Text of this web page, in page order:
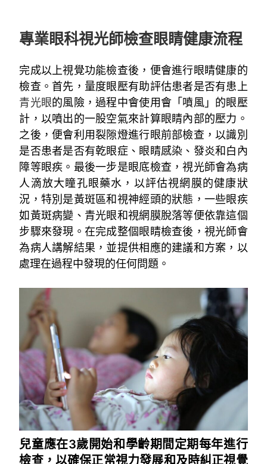
專業眼科視光師檢查眼睛健康流程
完成以上視覺功能檢查後，便會進行眼睛健康的
檢查。首先，量度眼壓有助評估患者是否有患上
青光眼的風險，過程中會使用會「噴風」的眼壓
計，以噴出的一股空氣來計算眼睛內部的壓力。
之後，便會利用裂隙燈進行眼前部檢查，以識別
是否患者是否有乾眼症、眼睛感染、發炎和白內
障等眼疾。最後一步是眼底檢查，視光師會為病
人滴放大瞳孔眼藥水，以評估視網膜的健康狀
況，特別是黃斑區和視神經頭的狀態，一些眼疾
如黃斑病變、青光眼和視網膜脫落等便依靠這個
步驟來發現。在完成整個眼睛檢查後，視光師會
為病人講解結果，並提供相應的建議和方案，以
處理在過程中發現的任何問題。
兒童應在3歲開始和學齡期間定期每年進行
檢查，以確保正常視力發展和及時糾正視覺